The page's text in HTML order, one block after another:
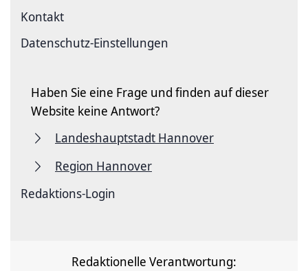
Kontakt
Datenschutz-Einstellungen
Haben Sie eine Frage und finden auf dieser
Website keine Antwort?
Landeshauptstadt Hannover
Region Hannover
Redaktions-Login
Redaktionelle Verantwortung: